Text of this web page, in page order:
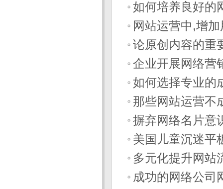
如何培养良好的
网站运营中,增
论原创内容的重
企业开展网络营
如何选择专业的
那些网站运营不
摒弃网络名片意
美国儿童沉迷平
多元化提升网站
成功的网络公司